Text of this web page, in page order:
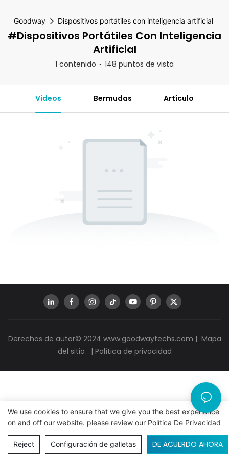
Goodway Dispositivos portátiles con inteligencia artificial
#Dispositivos Portátiles Con Inteligencia
Artificial
1 contenido 148 puntos de vista
Videos Bermudas Artículo
Derechos de autor© 2024 www.goodwaytechs.com | Mapa
del sitio
| Política de privacidad
We use cookies to ensure that we give you the best experience
on and off our website. please review our Política De Privacidad
Reject Configuración de galletas DE ACUERDO AHORA